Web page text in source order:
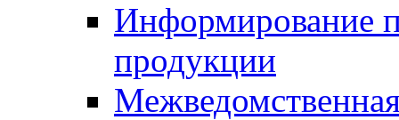
Информирование
продукции